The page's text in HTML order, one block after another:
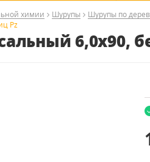
химии Шурупы Шурупы по
Pz
6,0x90,